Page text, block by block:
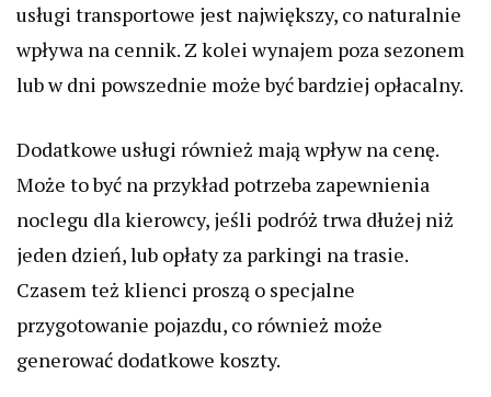
usługi transportowe jest największy, co naturalnie
wpływa na cennik. Z kolei wynajem poza sezonem
lub w dni powszednie może być bardziej opłacalny.
Dodatkowe usługi również mają wpływ na cenę.
Może to być na przykład potrzeba zapewnienia
noclegu dla kierowcy, jeśli podróż trwa dłużej niż
jeden dzień, lub opłaty za parkingi na trasie.
Czasem też klienci proszą o specjalne
przygotowanie pojazdu, co również może
generować dodatkowe koszty.